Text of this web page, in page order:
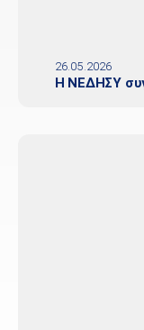
26.05.2026
Η ΝΕΔΗΣΥ